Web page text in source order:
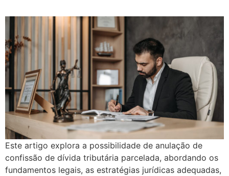
Este artigo explora a possibilidade de anulação de
confissão de dívida tributária parcelada, abordando os
fundamentos legais, as estratégias jurídicas adequadas,